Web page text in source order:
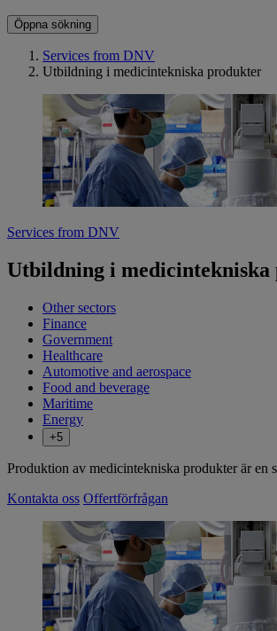
Öppna sökning
Services from DNV
Utbildning i medicintekniska produkter
Services from DNV
Utbildning i
Other sectors
Finance
Government
Healthcare
Automotive and aerospace
Food and beverage
Maritime
Energy
+5
Produktion av medicintekniska produkter är en
Kontakta oss Offertförfrågan